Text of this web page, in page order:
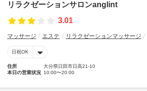
リラクゼーションサロンanglint
3.01
マッサージ エステ リラクゼーションマッサージ
日祝OK
住所
大分県日田市日高21-10
本日の営業状況 10:00〜20:00